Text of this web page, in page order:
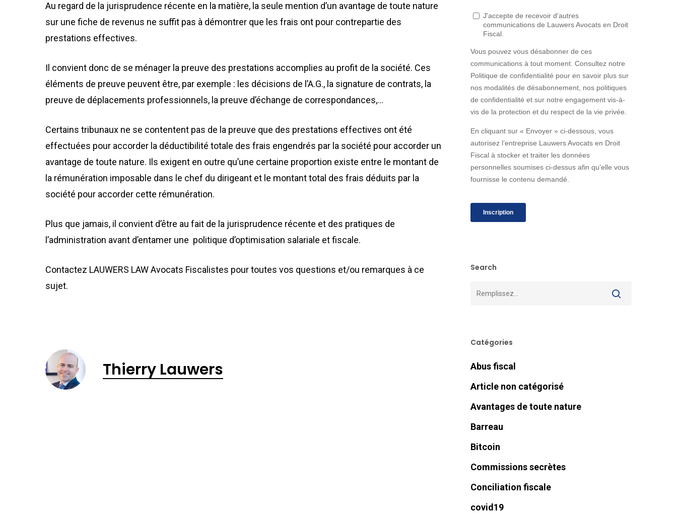
Au regard de la jurisprudence récente en la matière, la seule mention d’un avantage de toute nature
sur une fiche de revenus ne suffit pas à démontrer que les frais ont pour contrepartie des
prestations effectives.
Il convient donc de se ménager la preuve des prestations accomplies au profit de la société. Ces
éléments de preuve peuvent être, par exemple : les décisions de l’A.G., la signature de contrats, la
preuve de déplacements professionnels, la preuve d’échange de correspondances,…
Certains tribunaux ne se contentent pas de la preuve que des prestations effectives ont été
effectuées pour accorder la déductibilité totale des frais engendrés par la société pour accorder un
avantage de toute nature. Ils exigent en outre qu’une certaine proportion existe entre le montant de
la rémunération imposable dans le chef du dirigeant et le montant total des frais déduits par la
société pour accorder cette rémunération.
Plus que jamais, il convient d’être au fait de la jurisprudence récente et des pratiques de
l’administration avant d’entamer une politique d’optimisation salariale et fiscale.
Contactez LAUWERS LAW Avocats Fiscalistes pour toutes vos questions et/ou remarques à ce
sujet.
Thierry Lauwers
Search
Catégories
Abus fiscal
Article non catégorisé
Avantages de toute nature
Barreau
Bitcoin
Commissions secrètes
Conciliation fiscale
covid19